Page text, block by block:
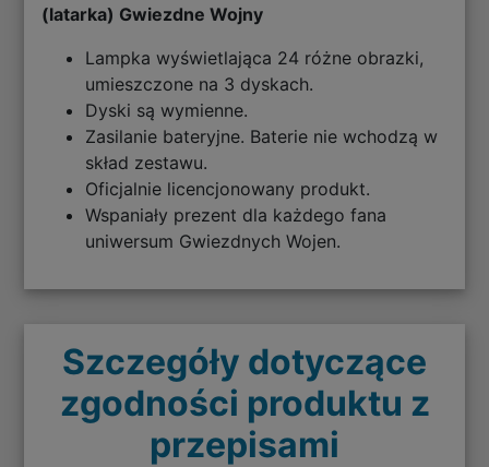
(latarka) Gwiezdne Wojny
Lampka wyświetlająca 24 różne obrazki,
umieszczone na 3 dyskach.
Dyski są wymienne.
Zasilanie bateryjne. Baterie nie wchodzą w
skład zestawu.
Oficjalnie licencjonowany produkt.
Wspaniały prezent dla każdego fana
uniwersum Gwiezdnych Wojen.
Szczegóły dotyczące
zgodności produktu z
przepisami